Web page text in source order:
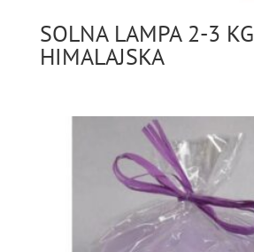
SOLNA LAMPA 2-3 KG
HIMALAJSKA